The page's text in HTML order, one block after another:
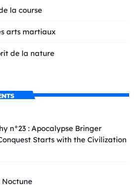
la course
arts martiaux
de la nature
n°23 : Apocalypse Bringer
Starts with the Civilization
Noctune